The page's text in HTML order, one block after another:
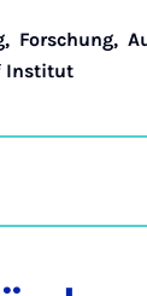
, Forschung,
Institut